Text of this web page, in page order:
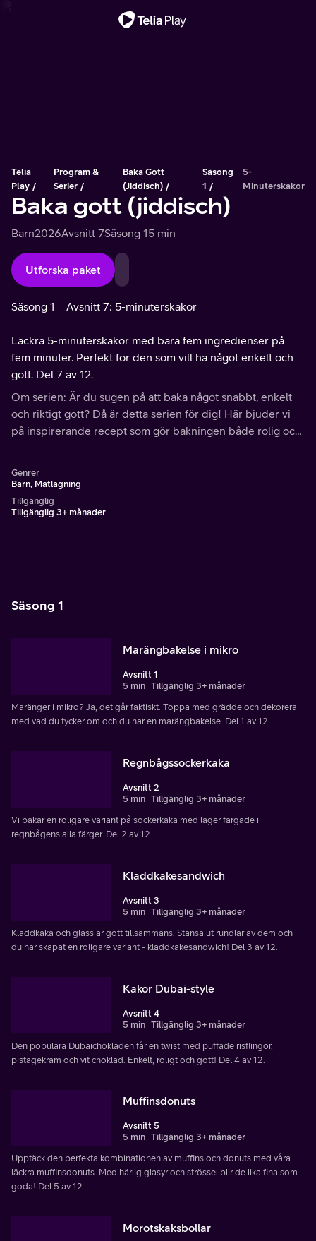
Telia
Play
Program &
Serier
Baka Gott
(jiddisch)
Säsong
1
5-
Minuterskakor
Baka gott (jiddisch)
Barn2026Avsnitt 7Säsong 15 min
Utforska paket
Säsong 1 Avsnitt 7: 5-minuterskakor
Läckra 5-minuterskakor med bara fem ingredienser på
fem minuter. Perfekt för den som vill ha något enkelt och
gott. Del 7 av 12.
Om serien: Är du sugen på att baka något snabbt, enkelt
och riktigt gott? Då är detta serien för dig! Här bjuder vi
på inspirerande recept som gör bakningen både rolig och
Genrer
Barn, Matlagning
Tillgänglig
Tillgänglig 3+ månader
Säsong 1
Marängbakelse i mikro
Avsnitt 1
5 min Tillgänglig 3+ månader
Maränger i mikro? Ja, det går faktiskt. Toppa med grädde och dekorera
med vad du tycker om och du har en marängbakelse. Del 1 av 12.
Regnbågssockerkaka
Avsnitt 2
5 min Tillgänglig 3+ månader
Vi bakar en roligare variant på sockerkaka med lager färgade i
regnbågens alla färger. Del 2 av 12.
Kladdkakesandwich
Avsnitt 3
5 min Tillgänglig 3+ månader
Kladdkaka och glass är gott tillsammans. Stansa ut rundlar av dem och
du har skapat en roligare variant - kladdkakesandwich! Del 3 av 12.
Kakor Dubai-style
Avsnitt 4
5 min Tillgänglig 3+ månader
Den populära Dubaichokladen får en twist med puffade risflingor,
pistagekräm och vit choklad. Enkelt, roligt och gott! Del 4 av 12.
Muffinsdonuts
Avsnitt 5
5 min Tillgänglig 3+ månader
Upptäck den perfekta kombinationen av muffins och donuts med våra
läckra muffinsdonuts. Med härlig glasyr och strössel blir de lika fina som
goda! Del 5 av 12.
Morotskaksbollar